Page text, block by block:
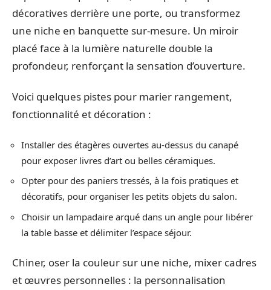
décoratives derrière une porte, ou transformez
une niche en banquette sur-mesure. Un miroir
placé face à la lumière naturelle double la
profondeur, renforçant la sensation d’ouverture.
Voici quelques pistes pour marier rangement,
fonctionnalité et décoration :
Installer des étagères ouvertes au-dessus du canapé
pour exposer livres d’art ou belles céramiques.
Opter pour des paniers tressés, à la fois pratiques et
décoratifs, pour organiser les petits objets du salon.
Choisir un lampadaire arqué dans un angle pour libérer
la table basse et délimiter l’espace séjour.
Chiner, oser la couleur sur une niche, mixer cadres
et œuvres personnelles : la personnalisation